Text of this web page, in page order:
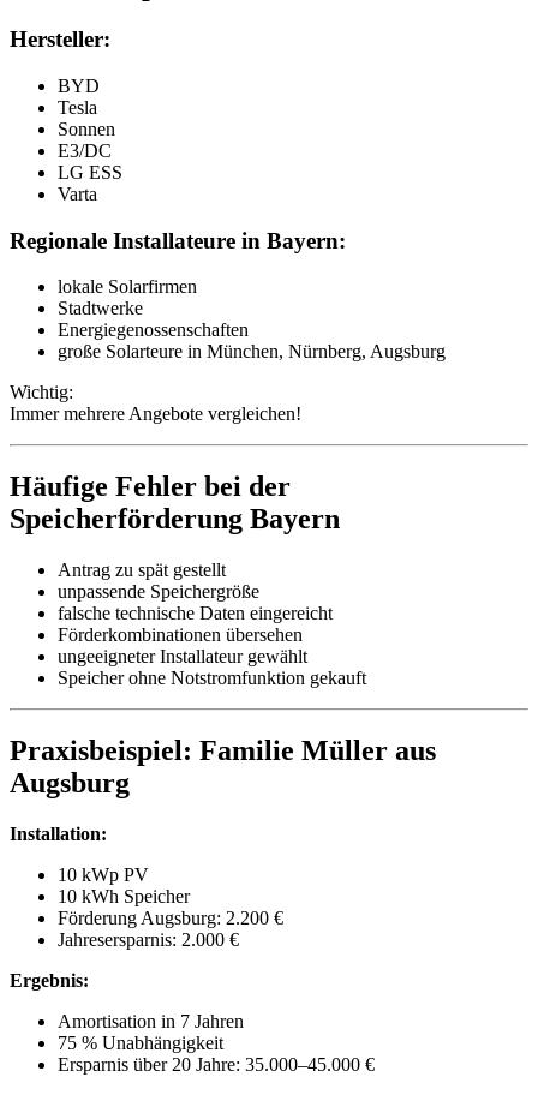
Hersteller:
BYD
Tesla
Sonnen
E3/DC
LG ESS
Varta
Regionale Installateure in Bayern:
lokale Solarfirmen
Stadtwerke
Energiegenossenschaften
große Solarteure in München, Nürnberg, Augsburg
Wichtig:
Immer mehrere Angebote vergleichen!
Häufige Fehler bei der
Speicherförderung Bayern
Antrag zu spät gestellt
unpassende Speichergröße
falsche technische Daten eingereicht
Förderkombinationen übersehen
ungeeigneter Installateur gewählt
Speicher ohne Notstromfunktion gekauft
Praxisbeispiel: Familie Müller aus
Augsburg
Installation:
10 kWp PV
10 kWh Speicher
Förderung Augsburg: 2.200 €
Jahresersparnis: 2.000 €
Ergebnis:
Amortisation in 7 Jahren
75 % Unabhängigkeit
Ersparnis über 20 Jahre: 35.000–45.000 €